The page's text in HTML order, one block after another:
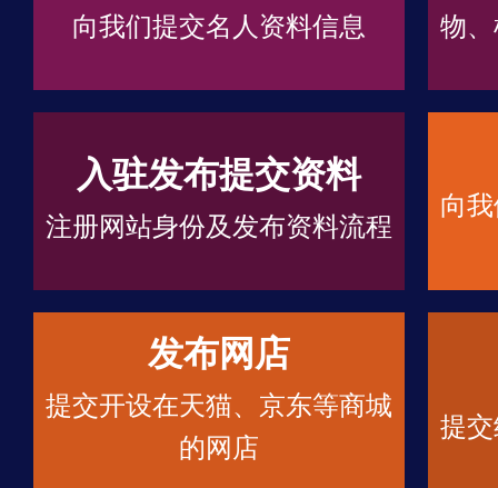
向我们提交名人资料信息
物
入驻发布提交资料
注册网站身份及发布资料流程
向
发布网店
提交开设在天猫、京东等商城
的网店
提